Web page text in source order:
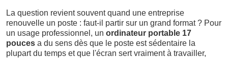
La question revient souvent quand une entreprise
renouvelle un poste : faut-il partir sur un grand format ? Pour
un usage professionnel, un ordinateur portable 17
pouces a du sens dès que le poste est sédentaire la
plupart du temps et que l'écran sert vraiment à travailler,